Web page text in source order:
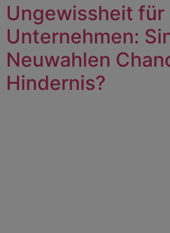
Ungewissheit für
Unternehmen:
Neuwahlen
Hindernis?